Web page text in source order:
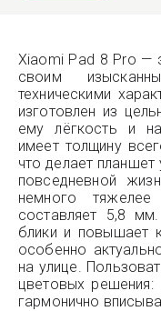
Xiaomi Pad 8 Pro —
своим
техническими
изготовлен из
ему лёгкость и
имеет толщину
что делает
повседневной
немного
составляет 5,8
блики и повышает
особенно
на улице.
цветовых решения:
гармонично